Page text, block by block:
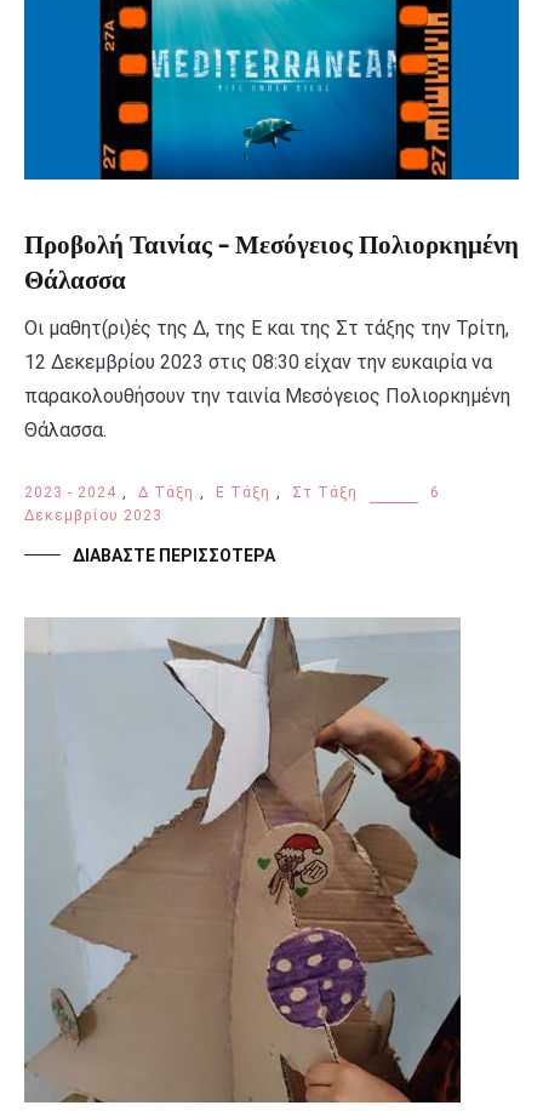
Προβολή Ταινίας – Μεσόγειος Πολιορκημένη
Θάλασσα
Οι μαθητ(ρι)ές της Δ, της Ε και της Στ τάξης την Τρίτη,
12 Δεκεμβρίου 2023 στις 08:30 είχαν την ευκαιρία να
παρακολουθήσουν την ταινία Μεσόγειος Πολιορκημένη
Θάλασσα.
2023 - 2024 , Δ Τάξη , Ε Τάξη , Στ Τάξη
6
Δεκεμβρίου 2023
ΔΙΑΒΆΣΤΕ ΠΕΡΙΣΣΌΤΕΡΑ